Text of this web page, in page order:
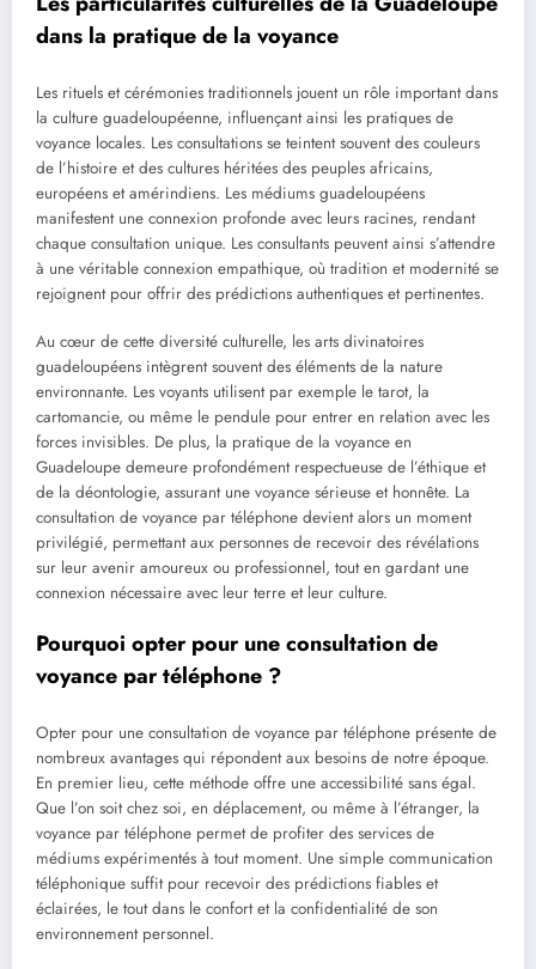
dans la pratique de la voyance
Les rituels et cérémonies traditionnels jouent un rôle important dans
la culture guadeloupéenne, influençant ainsi les pratiques de
voyance locales. Les consultations se teintent souvent des couleurs
de l’histoire et des cultures héritées des peuples africains,
européens et amérindiens. Les médiums guadeloupéens
manifestent une connexion profonde avec leurs racines, rendant
chaque consultation unique. Les consultants peuvent ainsi s’attendre
à une véritable connexion empathique, où tradition et modernité se
rejoignent pour offrir des prédictions authentiques et pertinentes.
Au cœur de cette diversité culturelle, les arts divinatoires
guadeloupéens intègrent souvent des éléments de la nature
environnante. Les voyants utilisent par exemple le tarot, la
cartomancie, ou même le pendule pour entrer en relation avec les
forces invisibles. De plus, la pratique de la voyance en
Guadeloupe demeure profondément respectueuse de l’éthique et
de la déontologie, assurant une voyance sérieuse et honnête. La
consultation de voyance par téléphone devient alors un moment
privilégié, permettant aux personnes de recevoir des révélations
sur leur avenir amoureux ou professionnel, tout en gardant une
connexion nécessaire avec leur terre et leur culture.
Pourquoi opter pour une consultation de
voyance par téléphone ?
Opter pour une consultation de voyance par téléphone présente de
nombreux avantages qui répondent aux besoins de notre époque.
En premier lieu, cette méthode offre une accessibilité sans égal.
Que l’on soit chez soi, en déplacement, ou même à l’étranger, la
voyance par téléphone permet de profiter des services de
médiums expérimentés à tout moment. Une simple communication
téléphonique suffit pour recevoir des prédictions fiables et
éclairées, le tout dans le confort et la confidentialité de son
environnement personnel.